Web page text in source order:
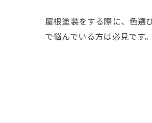
屋根塗装をする際に、色選
で悩んでいる方は必見です。